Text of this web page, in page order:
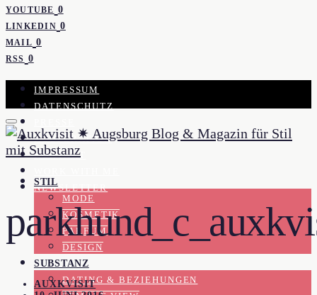
YOUTUBE 0
LINKEDIN 0
MAIL 0
RSS 0
IMPRESSUM
DATENSCHUTZ
KOOPERATION
KONTAKT
NEWSLETTER
STIL
MODE
KOSMETIK
PARFUM
DESIGN
SUBSTANZ
DATING & BEZIEHUNGEN
AUXKVISIT